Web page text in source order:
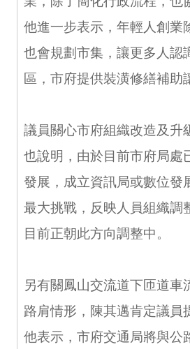
他進一步表示，年輕人創業
也會規劃市集，讓更多人認
區，市府提供裝潢修繕補
議員關心市府組織改造及升
也說明，由於目前市府局處
發展，成立資訊局或數位發
最大挑戰，反映人員組織調
目前正朝此方向調整中。
另有關鳳山交流道下匝道
路肩情形，陳其邁肯定議員
他表示，市府交通局將與公